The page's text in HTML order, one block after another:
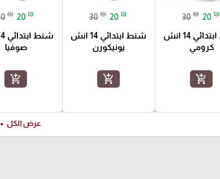
30 ₪ 20 ₪
شنط ابتدائي 14 انش
كرومي
add_shopping_cart
30 ₪ 20 ₪
شنط ابتدائي 14 انش
يونيكورن
add_shopping_cart
₪ 20 ₪
صوفيا
add_shopping_cart
عرض الكل